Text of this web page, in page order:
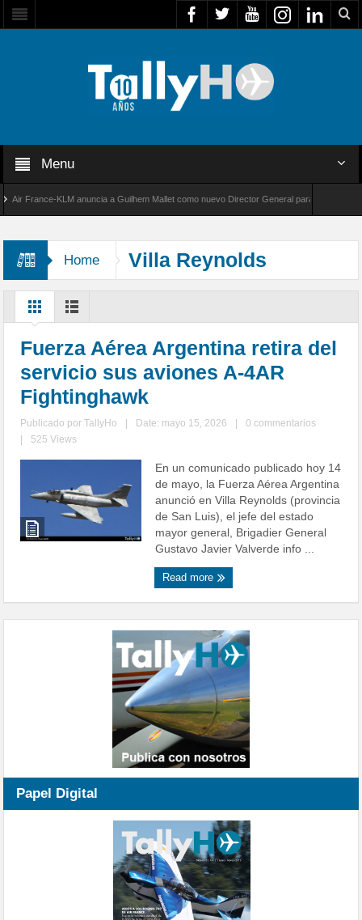
Menu
France-KLM anuncia a Guilhem Mallet como nuevo Director General para América Latina
Home Villa Reynolds
Fuerza Aérea Argentina retira del
servicio sus aviones A-4AR
Fightinghawk
Publicado porTallyHo Date: mayo 15, 2026
0 commentarios
525 Views
En un comunicado publicado hoy 14
de mayo, la Fuerza Aérea Argentina
anunció en Villa Reynolds (provincia
de San Luis), el jefe del estado
mayor general, Brigadier General
Gustavo Javier Valverde info ...
Read more
Papel Digital